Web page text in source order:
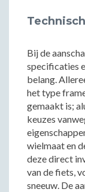
Bij de
specificaties
belang.
het type
gemaakt is;
keuzes
wielmaat en
deze direct
van de fiets,
sneeuw. De